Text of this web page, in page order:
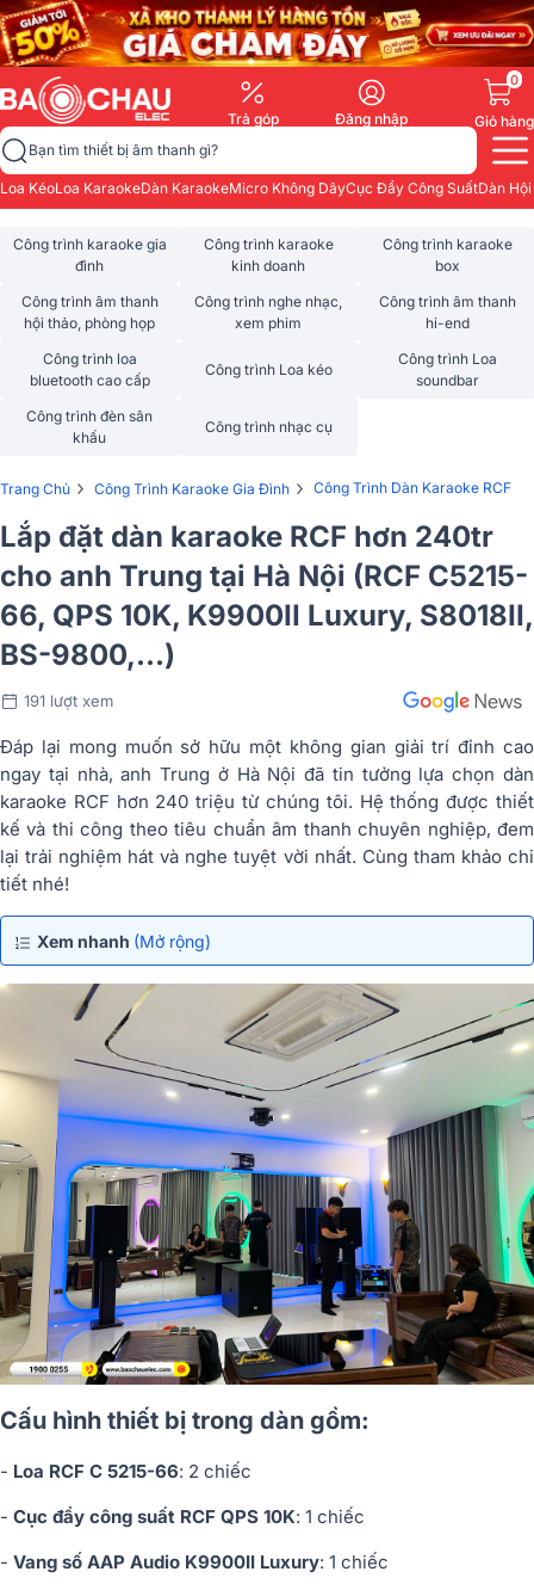
Trả góp Đăng nhập
0
Giỏ hàng
Bạn tìm thiết bị âm thanh gì?
Loa KéoLoa KaraokeDàn KaraokeMicro Không DâyCục Đẩy Công SuấtDàn
Công trình karaoke gia
đình
Công trình karaoke
kinh doanh
Công trình karaoke
box
Công trình âm thanh
hội thảo, phòng họp
Công trình nghe nhạc,
xem phim
Công trình âm thanh
hi-end
Công trình loa
bluetooth cao cấp
Công trình Loa kéo
Công trình Loa
soundbar
Công trình đèn sân
khấu
Công trình nhạc cụ
Trang Chủ › Công Trình Karaoke Gia Đình › Công Trình Dàn Karaoke RCF
Lắp đặt dàn karaoke RCF hơn 240tr
cho anh Trung tại Hà Nội (RCF C5215-
66, QPS 10K, K9900II Luxury, S8018II,
BS-9800,…)
191 lượt xem
Đáp lại mong muốn sở hữu một không gian giải trí đỉnh cao
ngay tại nhà, anh Trung ở Hà Nội đã tin tưởng lựa chọn dàn
karaoke RCF hơn 240 triệu từ chúng tôi. Hệ thống được thiết
kế và thi công theo tiêu chuẩn âm thanh chuyên nghiệp, đem
lại trải nghiệm hát và nghe tuyệt vời nhất. Cùng tham khảo chi
tiết nhé!
Xem nhanh (Mở rộng)
Cấu hình thiết bị trong dàn gồm:
- Loa RCF C 5215-66: 2 chiếc
- Cục đẩy công suất RCF QPS 10K: 1 chiếc
- Vang số AAP Audio K9900II Luxury: 1 chiếc